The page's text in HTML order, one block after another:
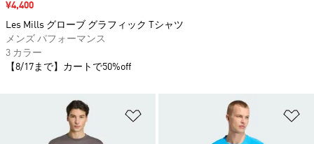
ほしいものリストに追加
セール価格
¥4,400
Les Mills グローブ グラフィック Tシャツ
メンズ パフォーマンス
3 カラー
【8/17まで】カートで50%off